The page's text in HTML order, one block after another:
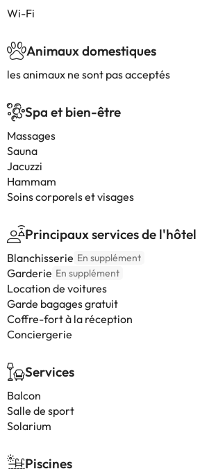
Wi-Fi
Animaux domestiques
les animaux ne sont pas acceptés
Spa et bien-être
Massages
Sauna
Jacuzzi
Hammam
Soins corporels et visages
Principaux services de l'hôtel
Blanchisserie En supplément
Garderie En supplément
Location de voitures
Garde bagages gratuit
Coffre-fort à la réception
Conciergerie
Services
Balcon
Salle de sport
Solarium
Piscines